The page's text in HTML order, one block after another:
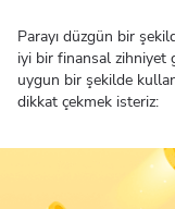
Parayı düzgün bir
iyi bir finansal zihniyet
uygun bir şekilde
dikkat çekmek isteriz: